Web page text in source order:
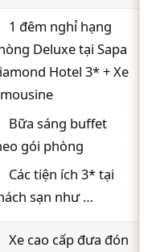
1 đêm nghỉ hạng
Deluxe tại Sapa
Hotel 3* + Xe
Bữa sáng buffet
gói phòng
Các tiện ích 3* tại
sạn như …
Xe cao cấp đưa đón